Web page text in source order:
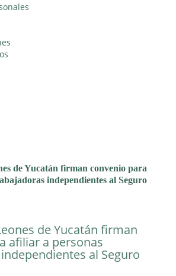
de Yucatán firman convenio para
independientes al Seguro
de Yucatán firman
afiliar a personas
al Seguro